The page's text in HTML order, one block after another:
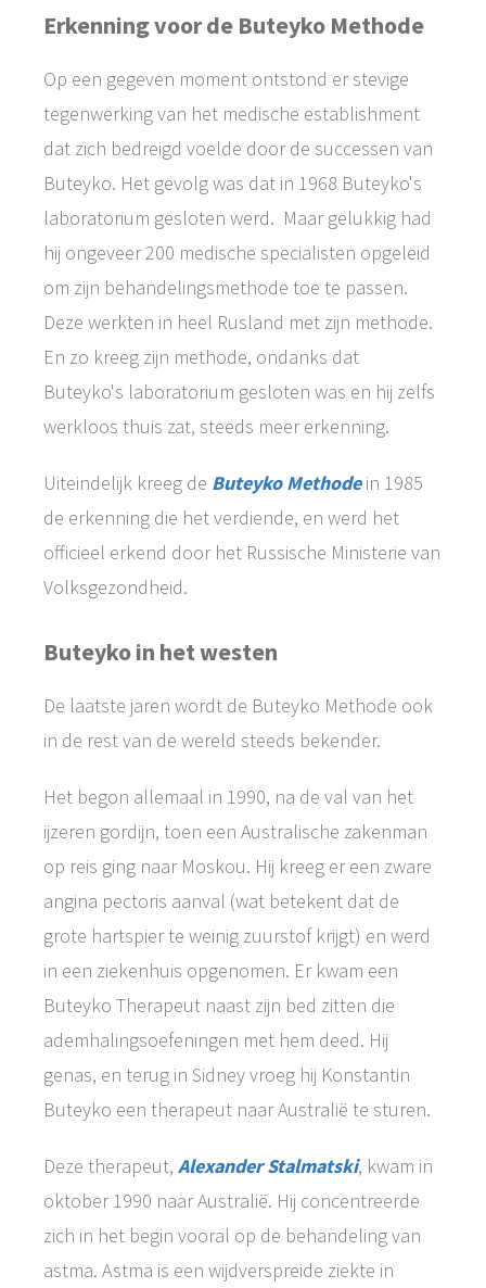
Erkenning voor de Buteyko Methode
Op een gegeven moment ontstond er stevige
tegenwerking van het medische establishment
dat zich bedreigd voelde door de successen van
Buteyko. Het gevolg was dat in 1968 Buteyko's
laboratorium gesloten werd. Maar gelukkig had
hij ongeveer 200 medische specialisten opgeleid
om zijn behandelingsmethode toe te passen.
Deze werkten in heel Rusland met zijn methode.
En zo kreeg zijn methode, ondanks dat
Buteyko's laboratorium gesloten was en hij zelfs
werkloos thuis zat, steeds meer erkenning.
Uiteindelijk kreeg de Buteyko Methodein 1985
de erkenning die het verdiende, en werd het
officieel erkend door het Russische Ministerie van
Volksgezondheid.
Buteyko in het westen
De laatste jaren wordt de Buteyko Methode ook
in de rest van de wereld steeds bekender.
Het begon allemaal in 1990, na de val van het
ijzeren gordijn, toen een Australische zakenman
op reis ging naar Moskou. Hij kreeg er een zware
angina pectoris aanval (wat betekent dat de
grote hartspier te weinig zuurstof krijgt) en werd
in een ziekenhuis opgenomen. Er kwam een
Buteyko Therapeut naast zijn bed zitten die
ademhalingsoefeningen met hem deed. Hij
genas, en terug in Sidney vroeg hij Konstantin
Buteyko een therapeut naar Australië te sturen.
Deze therapeut, Alexander Stalmatski, kwam in
oktober 1990 naar Australië. Hij concentreerde
zich in het begin vooral op de behandeling van
astma. Astma is een wijdverspreide ziekte in